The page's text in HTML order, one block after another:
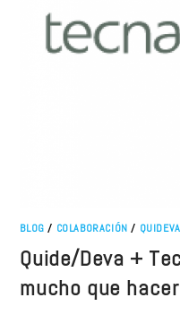
BLOG / COLABORACIÓN / QUIDEVA
Quide/Deva +
mucho que